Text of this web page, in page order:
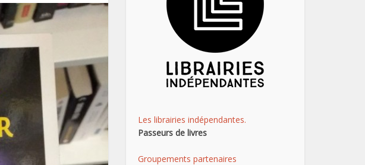
Les librairies indépendantes.
Passeurs de livres
Groupements partenaires